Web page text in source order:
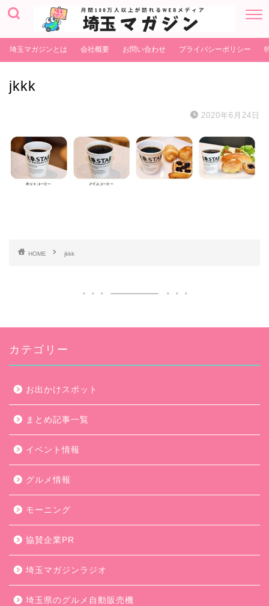
埼玉マガジンとは 会社概要 お問い合わせ プライバシーポリシー
jkkk
2020年6月24日
HOME jkkk
カテゴリー
お出かけスポット
まとめ記事一覧
イベント情報
グルメ情報
モーニング
協賛企業PR
埼玉マガジンラジオ
埼玉県のグルメ自動販売機